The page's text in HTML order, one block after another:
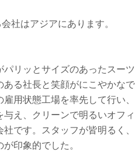
社はアジアにあります。
リッとサイズのあったスーツ
る社長と笑顔がにこやかなで
用状態工場を率先して行い、
え、クリーンで明るいオフィ
です。スタッフが皆明るく、
印象的でした。